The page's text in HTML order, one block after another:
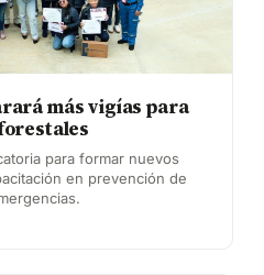
más vigías para
para formar nuevos
en prevención de